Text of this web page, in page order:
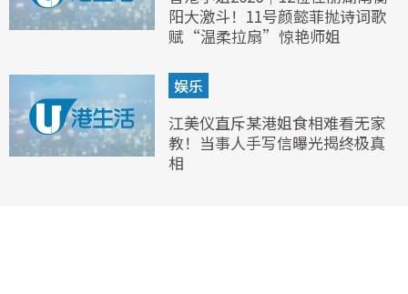
阳大激斗！11号颜懿菲抛诗词歌
赋“温柔拉扇”惊艳师姐
娱乐
江美仪直斥某港姐食相难看无家
教！当事人手写信曝光揭终极真
相